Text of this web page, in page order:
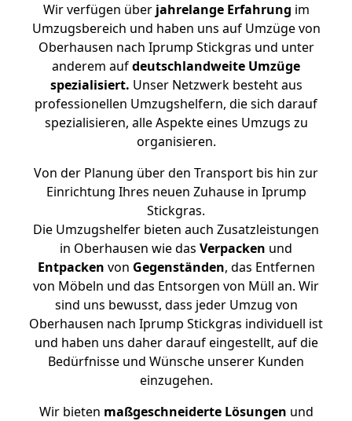
Wir verfügen überjahrelange Erfahrung im
Umzugsbereich und haben uns auf Umzüge von
Oberhausen nach Iprump Stickgras und unter
anderem aufdeutschlandweite Umzüge
spezialisiert. Unser Netzwerk besteht aus
professionellen Umzugshelfern, die sich darauf
spezialisieren, alle Aspekte eines Umzugs zu
organisieren.
Von der Planung über den Transport bis hin zur
Einrichtung Ihres neuen Zuhause in Iprump
Stickgras.
Die Umzugshelfer bieten auch Zusatzleistungen
in Oberhausen wie das Verpacken und
Entpacken von Gegenständen, das Entfernen
von Möbeln und das Entsorgen von Müll an. Wir
sind uns bewusst, dass jeder Umzug von
Oberhausen nach Iprump Stickgras individuell ist
und haben uns daher darauf eingestellt, auf die
Bedürfnisse und Wünsche unserer Kunden
einzugehen.
Wir bieten maßgeschneiderte Lösungen und